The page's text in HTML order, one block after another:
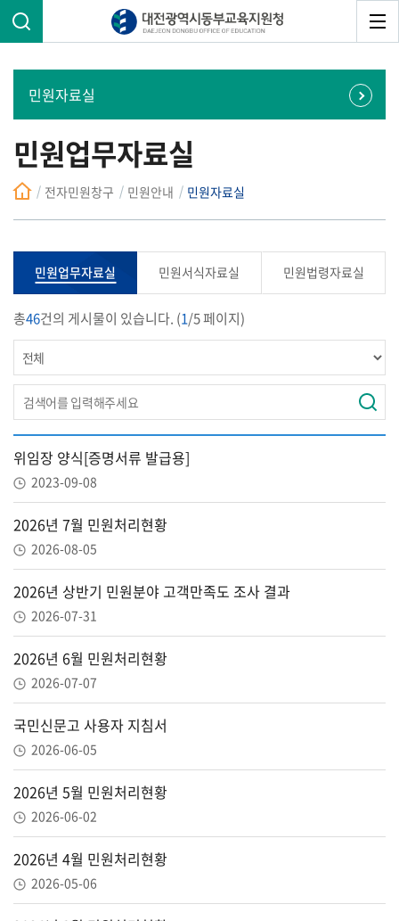
민원자료실
민원업무자료실
전자민원창구 민원안내 민원자료실
민원업무자료실 민원서식자료실 민원법령자료실
총46건의 게시물이 있습니다. (1/5 페이지)
위임장 양식[증명서류 발급용]
2023-09-08
2026년 7월 민원처리현황
2026-08-05
2026년 상반기 민원분야 고객만족도 조사 결과
2026-07-31
2026년 6월 민원처리현황
2026-07-07
국민신문고 사용자 지침서
2026-06-05
2026년 5월 민원처리현황
2026-06-02
2026년 4월 민원처리현황
2026-05-06